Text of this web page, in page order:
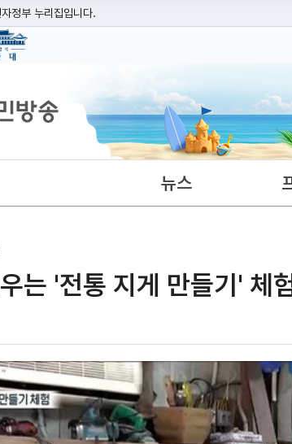
정부 누리집입니다.
인 주소를 사용하고 있다면 아래 URL에서 도메인 주소를 확인
뉴스
는 '전통 지게 만들기' 체